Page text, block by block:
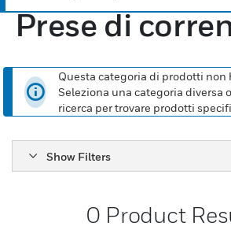
Prese di
Questa categoria di prodotti non
Seleziona una categoria diversa
ricerca per trovare prodotti
Show Filters
0 Product